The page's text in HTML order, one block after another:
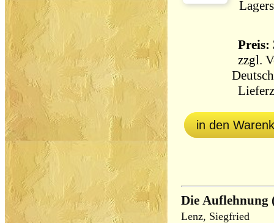
Preis:
zzgl.
in den
Die Auflehnung
Lenz, Siegfried